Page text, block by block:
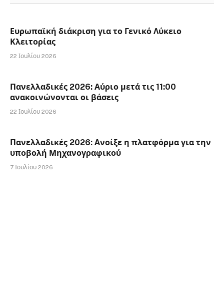
Ευρωπαϊκή διάκριση για το Γενικό Λύκειο
Κλειτορίας
22 Ιουλίου 2026
Πανελλαδικές 2026: Αύριο μετά τις 11:00
ανακοινώνονται οι βάσεις
22 Ιουλίου 2026
Πανελλαδικές 2026: Ανοίξε η πλατφόρμα για την
υποβολή Μηχανογραφικού
7 Ιουλίου 2026